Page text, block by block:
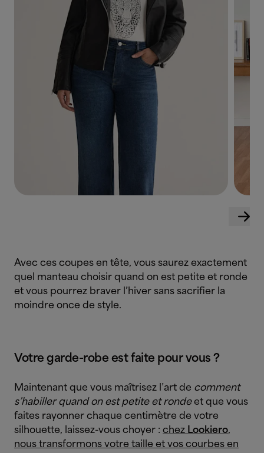
Avec ces coupes en tête, vous saurez exactement
quel manteau choisir quand on est petite et ronde
et vous pourrez braver l’hiver sans sacrifier la
moindre once de style.
Votre garde-robe est faite pour vous ?
Maintenant que vous maîtrisez l’art de comment
s’habiller quand on est petite et rondeet que vous
faites rayonner chaque centimètre de votre
silhouette, laissez-vous choyer : chez Lookiero,
nous transformons votre taille et vos courbes en